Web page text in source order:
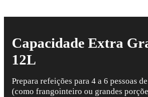
Capacidade Extra
12L
Prepara refeições para 4 a 6 pessoas
(como frangointeiro ou grandes